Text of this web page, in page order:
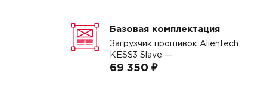
Базовая комплектация
Загрузчик прошивок Alientech
KESS3 Slave —
69 350 ₽